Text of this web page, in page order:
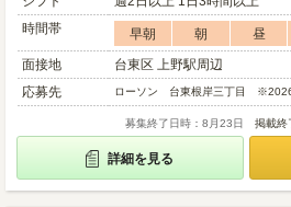
時間帯
早朝 朝 昼
面接地
台東区 上野駅周辺
応募先
ローソン 台東根岸三丁目 ※2026
募集終了日時：8月23日 掲載終
詳細を見る